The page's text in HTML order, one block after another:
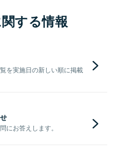
する情報
を実施日の新しい順に掲載
にお答えします。